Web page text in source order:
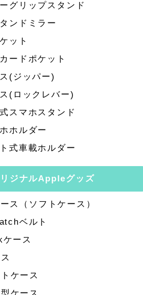
グリップスタンド
ンドミラー
ット
ードポケット
(ジッパー)
(ロックレバー)
スマホスタンド
ホルダー
式車載ホルダー
ジナルAppleグッズ
ス（ソフトケース）
ベルト
ース
ケース